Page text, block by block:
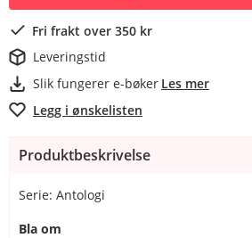
Fri frakt over 350 kr
Leveringstid
Slik fungerer e-bøker Les mer
Legg i ønskelisten
Produktbeskrivelse
Serie: Antologi
Bla om